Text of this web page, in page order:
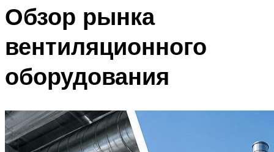
Обзор рынка
вентиляционного
оборудования